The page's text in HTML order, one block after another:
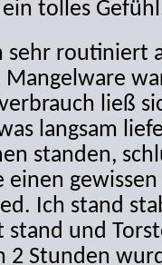
tolles
sehr routiniert
ließ
langsam
standen,
einen
Ich stand
und
2 Stunden